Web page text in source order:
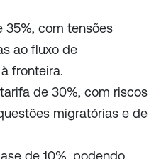
35%, com tensões
ao fluxo de
fronteira.
de 30%, com riscos
migratórias e de
de 10%, podendo